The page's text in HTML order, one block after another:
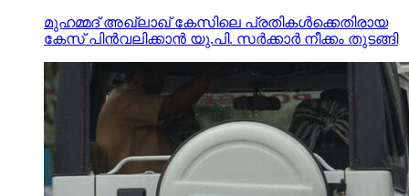
മുഹമ്മദ് അഖ്‌ലാഖ് കേസിലെ പ്രതികള്‍ക്കെതിരായ
കേസ് പിന്‍വലിക്കാന്‍ യു.പി. സര്‍ക്കാര്‍ നീക്കം തുടങ്ങി